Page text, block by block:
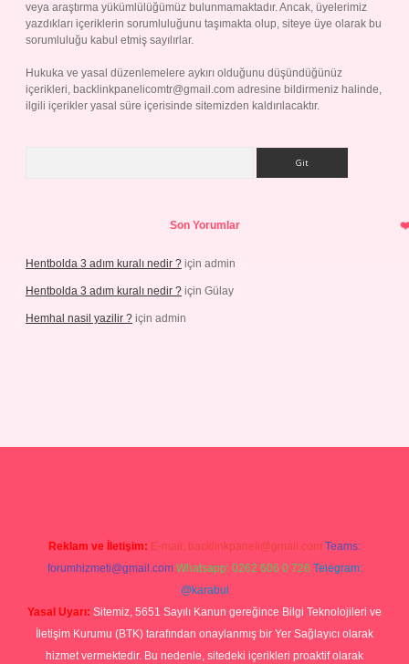
veya araştırma yükümlülüğümüz bulunmamaktadır. Ancak, üyelerimiz
yazdıkları içeriklerin sorumluluğunu taşımakta olup, siteye üye olarak bu
sorumluluğu kabul etmiş sayılırlar.
Hukuka ve yasal düzenlemelere aykırı olduğunu düşündüğünüz
içerikleri, backlinkpanelicomtr@gmail.com adresine bildirmeniz halinde,
ilgili içerikler yasal süre içerisinde sitemizden kaldırılacaktır.
Son Yorumlar
Hentbolda 3 adım kuralı nedir ? için admin
Hentbolda 3 adım kuralı nedir ? için Gülay
Hemhal nasil yazilir ? için admin
Reklam ve İletişim: E-mail: backlinkpaneli@gmail.com Teams:
forumhizmeti@gmail.com Whatsapp: 0262 606 0 726 Telegram:
@karabul
Yasal Uyarı: Sitemiz, 5651 Sayılı Kanun gereğince Bilgi Teknolojileri ve
İletişim Kurumu (BTK) tarafından onaylanmış bir Yer Sağlayıcı olarak
hizmet vermektedir. Bu nedenle, sitedeki içerikleri proaktif olarak